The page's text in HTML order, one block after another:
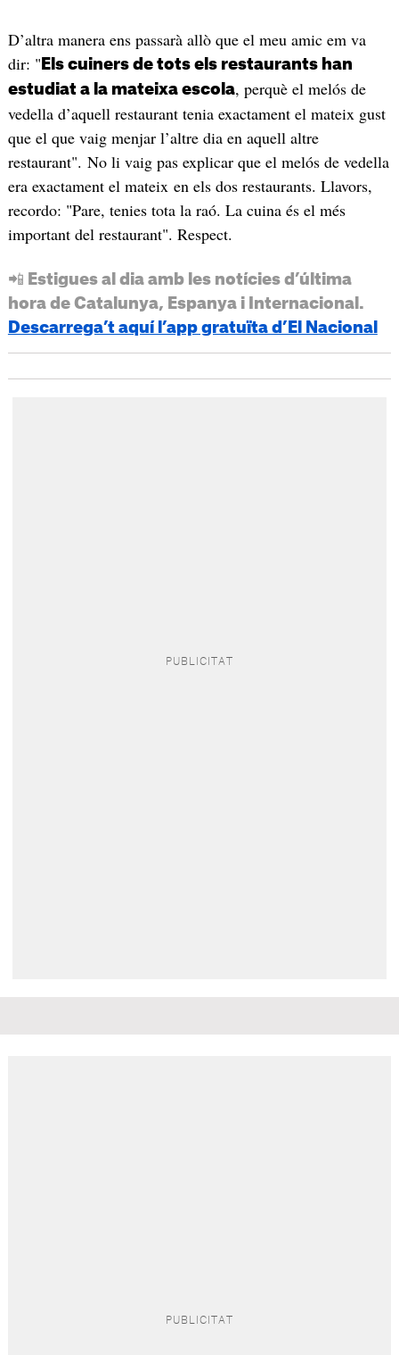
D’altra manera ens passarà allò que el meu amic em va
dir: " Els cuiners de tots els restaurants han
estudiat a la mateixa escola, perquè el melós de
vedella d’aquell restaurant tenia exactament el mateix gust
que el que vaig menjar l’altre dia en aquell altre
restaurant". No li vaig pas explicar que el melós de vedella
era exactament el mateix en els dos restaurants. Llavors,
recordo: "Pare, tenies tota la raó. La cuina és el més
important del restaurant". Respect.
📲 Estigues al dia amb les notícies d’última
hora de Catalunya, Espanya i Internacional.
Descarrega’t aquí l’app gratuïta d’El Nacional